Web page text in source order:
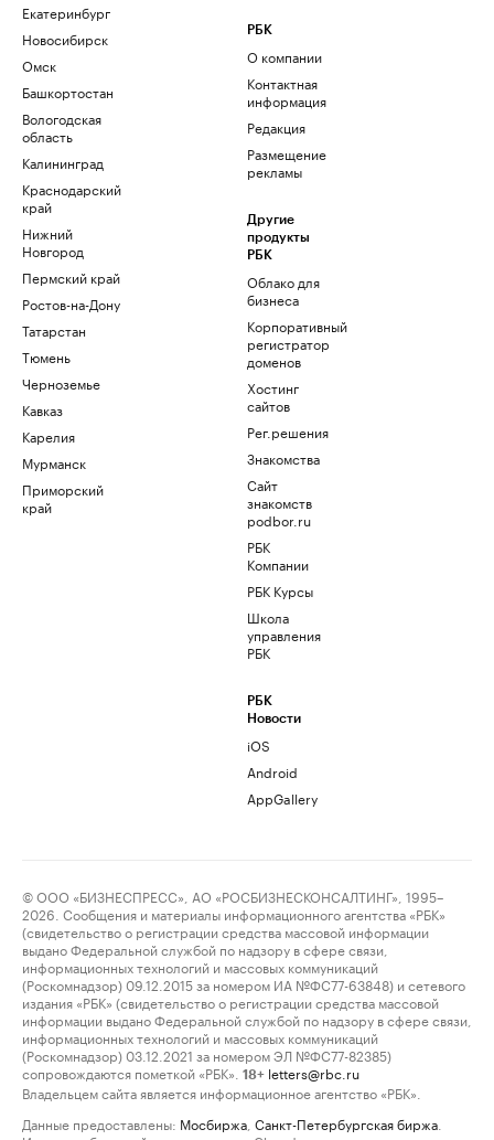
Екатеринбург
Новосибирск
Омск
Башкортостан
Вологодская
область
Калининград
Краснодарский
край
Нижний
Новгород
Пермский край
Ростов-на-Дону
Татарстан
Тюмень
Черноземье
Кавказ
Карелия
Мурманск
Приморский
край
РБК
О компании
Контактная
информация
Редакция
Размещение
рекламы
Другие
продукты
РБК
Облако для
бизнеса
Корпоративный
регистратор
доменов
Хостинг
сайтов
Рег.решения
Знакомства
Сайт
знакомств
podbor.ru
РБК
Компании
РБК Курсы
Школа
управления
РБК
РБК
Новости
iOS
Android
AppGallery
© ООО «БИЗНЕСПРЕСС», АО «РОСБИЗНЕСКОНСАЛТИНГ», 1995–
2026. Сообщения и материалы информационного агентства «РБК»
(свидетельство о регистрации средства массовой информации
выдано Федеральной службой по надзору в сфере связи,
информационных технологий и массовых коммуникаций
(Роскомнадзор) 09.12.2015 за номером ИА №ФС77-63848) и сетевого
издания «РБК» (свидетельство о регистрации средства массовой
информации выдано Федеральной службой по надзору в сфере связи,
информационных технологий и массовых коммуникаций
(Роскомнадзор) 03.12.2021 за номером ЭЛ №ФС77-82385)
сопровождаются пометкой «РБК».
18+ letters@rbc.ru
Владельцем сайта является информационное агентство «РБК».
Данные предоставлены: Мосбиржа Санкт-Петербургская биржа